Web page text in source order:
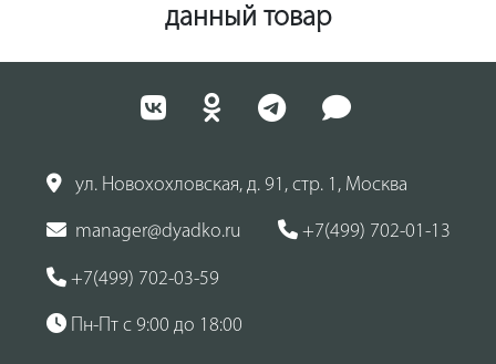
данный товар
ул. Новохохловская, д. 91, стр. 1, Москва
manager@dyadko.ru +7(499) 702-01-13
+7(499) 702-03-59
Пн-Пт с 9:00 до 18:00